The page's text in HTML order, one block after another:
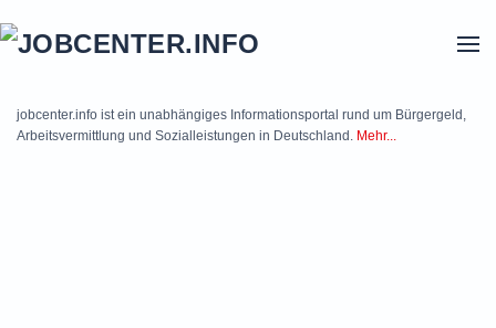
jobcenter.info ist ein unabhängiges Informationsportal rund um Bürgergeld,
Arbeitsvermittlung und Sozialleistungen in Deutschland. Mehr...